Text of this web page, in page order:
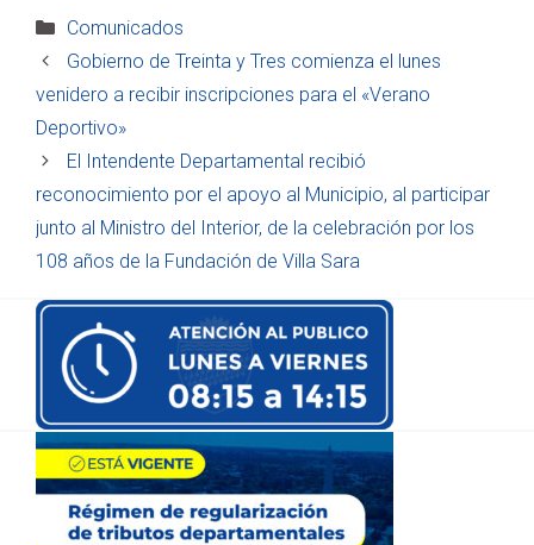
Categorías
Comunicados
Gobierno de Treinta y Tres comienza el lunes
venidero a recibir inscripciones para el «Verano
Deportivo»
El Intendente Departamental recibió
reconocimiento por el apoyo al Municipio, al participar
junto al Ministro del Interior, de la celebración por los
108 años de la Fundación de Villa Sara